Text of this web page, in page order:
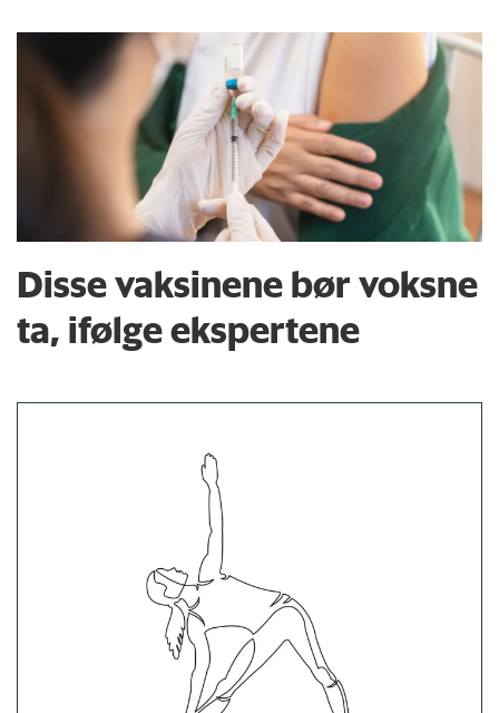
Disse vaksinene bør voksne
ta, ifølge ekspertene